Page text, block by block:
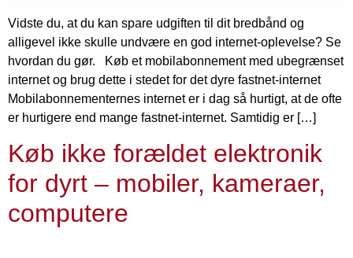
Vidste du, at du kan spare udgiften til dit bredbånd og
alligevel ikke skulle undvære en god internet-oplevelse? Se
hvordan du gør. Køb et mobilabonnement med ubegrænset
internet og brug dette i stedet for det dyre fastnet-internet
Mobilabonnementernes internet er i dag så hurtigt, at de ofte
er hurtigere end mange fastnet-internet. Samtidig er […]
Køb ikke forældet elektronik
for dyrt – mobiler, kameraer,
computere